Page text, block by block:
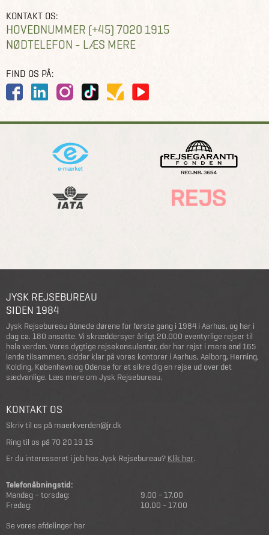
KONTAKT OS:
HOVEDNUMMER (+45) 7020 1915
NØDTELEFON - LÆS MERE
FIND OS PÅ:
JYSK REJSEBUREAU
SIDEN 1984
Jysk Rejsebureau åbnede dørene for første gang i 1984 i Aarhus, og har i
dag ca. 180 ansatte. Vi skræddersyer årligt 20.000 eventyrlige rejser til
hele verden. Vores dygtige rejsekonsulenter, der har rejst i mere end 165
lande tilsammen, sidder klar på vores kontorer i Aarhus, Aalborg, Herning,
Kolding, København og Odense for at sikre dig en rejse ud over det
sædvanlige. Læs mere om Jysk Rejsebureau.
KONTAKT OS
Skriv til os på maerkverden@jr.dk
Ring til os på 70 20 19 15
Er du interesseret i job hos Jysk Rejsebureau? Klik her.
Telefonåbningstid:
Mandag – torsdag:
9.00 - 17.00
Fredag:
10.00 - 17.00
Se vores afdelinger her